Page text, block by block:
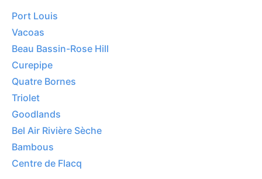
Port Louis
Vacoas
Beau Bassin-Rose Hill
Curepipe
Quatre Bornes
Triolet
Goodlands
Bel Air Rivière Sèche
Bambous
Centre de Flacq